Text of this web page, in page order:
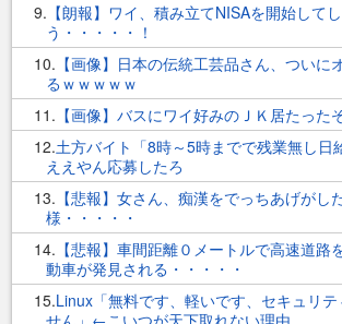
9
【朗報】ワイ、積み立てNISAを開始して
う・・・・・！
10
【画像】日本の伝統工芸品さん、ついに
るｗｗｗｗｗ
11
【画像】バスにワイ好みのＪＫ居たった
12 土方バイト「8時～5時までで残業無し日
ええやん応募したろ
13
【悲報】女さん、痴漢をでっちあげがし
様・・・・・
14
【悲報】車間距離０メートルで高速道路
動車が発見される・・・・・
15 Linux「無料です、軽いです、セキュリテ
せん」←こいつが天下取れない理由